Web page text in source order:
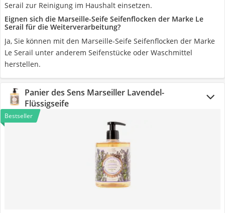
Serail zur Reinigung im Haushalt einsetzen.
Eignen sich die Marseille-Seife Seifenflocken der Marke Le
Serail für die Weiterverarbeitung?
Ja, Sie können mit den Marseille-Seife Seifenflocken der Marke
Le Serail unter anderem Seifenstücke oder Waschmittel
herstellen.
Panier des Sens Marseiller Lavendel-
Flüssigseife
Bestseller